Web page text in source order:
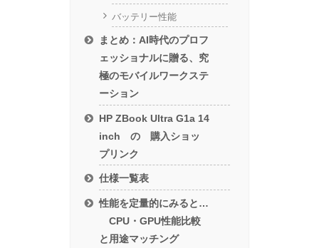
バッテリー性能
まとめ：AI時代のプロフ
ェッショナルに贈る、究
極のモバイルワークステ
ーション
HP ZBook Ultra G1a 14
inch の 購入ショッ
プリンク
仕様一覧表
性能を定量的にみると…
CPU・GPU性能比較
と用途マッチング